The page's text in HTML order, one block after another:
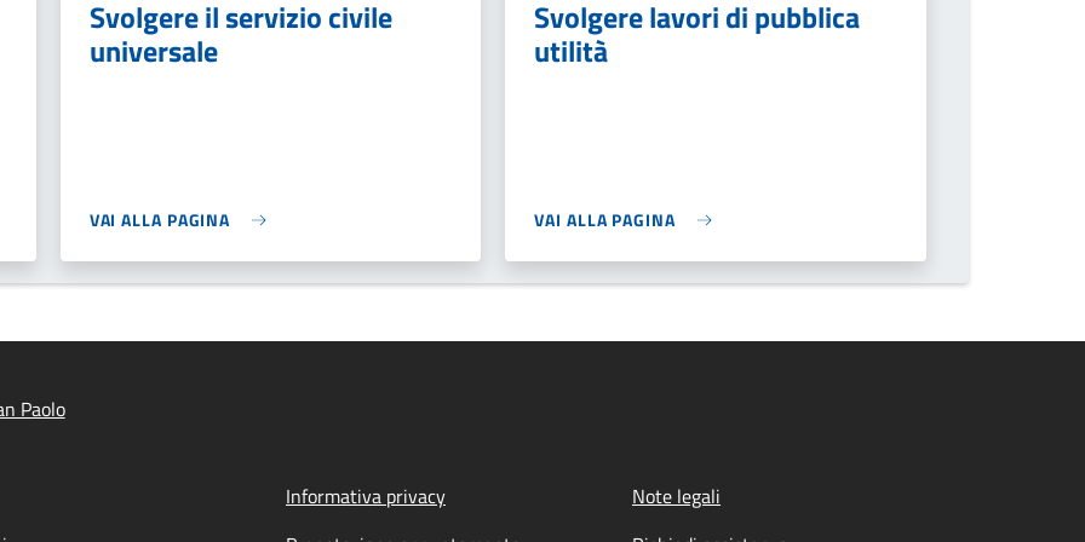
Svolgere il servizio civile
universale
VAI ALLA PAGINA
Svolgere lavori di pubblica
utilità
VAI ALLA PAGINA
Paolo
Informativa privacy
Note legali